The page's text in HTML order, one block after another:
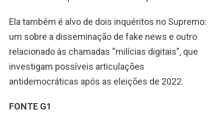
Ela também é alvo de dois inquéritos no Supremo:
um sobre a disseminação de fake news e outro
relacionado às chamadas “milícias digitais”, que
investigam possíveis articulações
antidemocráticas após as eleições de 2022.
FONTE G1